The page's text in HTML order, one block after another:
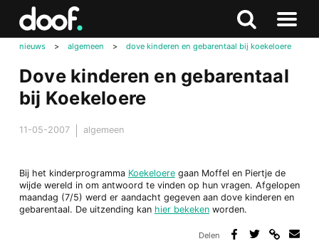
Zoeken
Naar
menu
nieuws > algemeen > dove kinderen en gebarentaal bij koekeloere
Dove kinderen en gebarentaal
bij Koekeloere
11-05-2007 algemeen
Bij het kinderprogramma Koekeloeregaan Moffel en Piertje de
wijde wereld in om antwoord te vinden op hun vragen. Afgelopen
maandag (7/5) werd er aandacht gegeven aan dove kinderen en
gebarentaal. De uitzending kan hier bekekenworden.
Delen
Doof.nl
Zoeken
naar